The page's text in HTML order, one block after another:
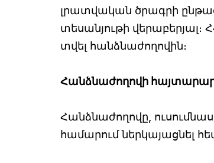
լրատվական ծրագրի
տեսանյութի
տվել հանձնաժողովին։
Հանձնաժողովի
Հանձնաժողովը,
համարում ներկայացնել